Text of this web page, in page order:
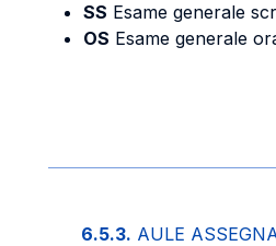
SS Esame generale
OS Esame generale
6.5.3. AULE